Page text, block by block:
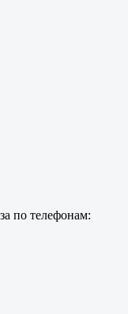
по телефонам: